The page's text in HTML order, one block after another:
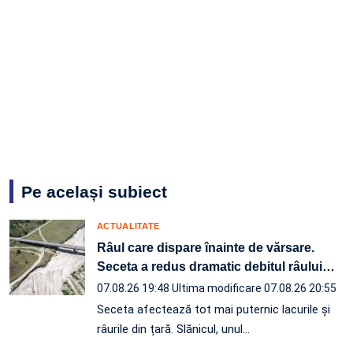
Pe același subiect
ACTUALITATE
Râul care dispare înainte de vărsare.
Seceta a redus dramatic debitul râului…
07.08.26 19:48 Ultima modificare 07.08.26 20:55
Seceta afectează tot mai puternic lacurile și
râurile din țară. Slănicul, unul…